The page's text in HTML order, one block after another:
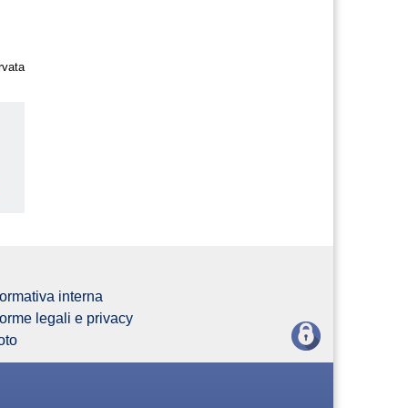
interna
legali e privacy